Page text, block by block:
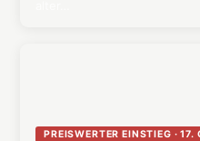
PREISWERTER EINSTIEG · 17.